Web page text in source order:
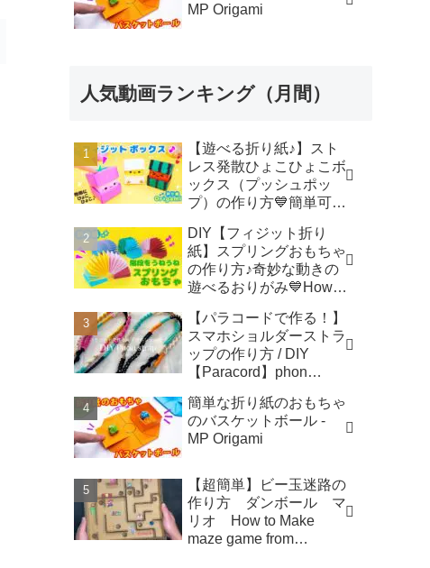
MP Origami
人気動画ランキング（月間）
【遊べる折り紙♪】スト
レス発散ひょこひょこボ
ックス（プッシュポッ
プ）の作り方💙簡単可愛
made from origami (Pop-
it) 종이 접기로 만드는 팝
잇 - SodaCatOrigami 楽
しい折り紙♪
DIY【フィジット折り
紙】スプリングおもちゃ
の作り方♪奇妙な動きの
遊べるおりがみ💙How to
Origami -
SodaCatOrigami 楽しい
折り紙♪
【パラコードで作る！】
スマホショルダーストラ
ップの作り方 / DIY
【Paracord】phon
Macrame traveler Hikaru
簡単な折り紙のおもちゃ
のバスケットボール -
MP Origami
【超簡単】ビー玉迷路の
作り方 ダンボール マ
リオ How to Make
maze game from